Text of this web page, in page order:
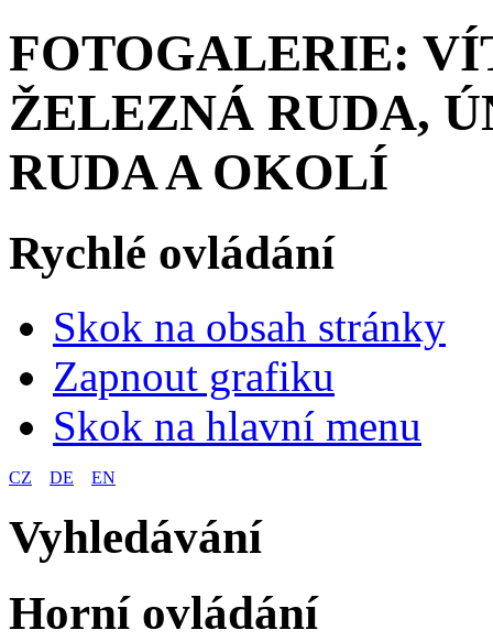
FOTOGALERIE:
ŽELEZNÁ RUDA,
RUDA A OKOLÍ
Rychlé ovládání
Skok na obsah stránky
Zapnout grafiku
Skok na hlavní menu
CZ DE EN
Vyhledávání
Horní ovládání